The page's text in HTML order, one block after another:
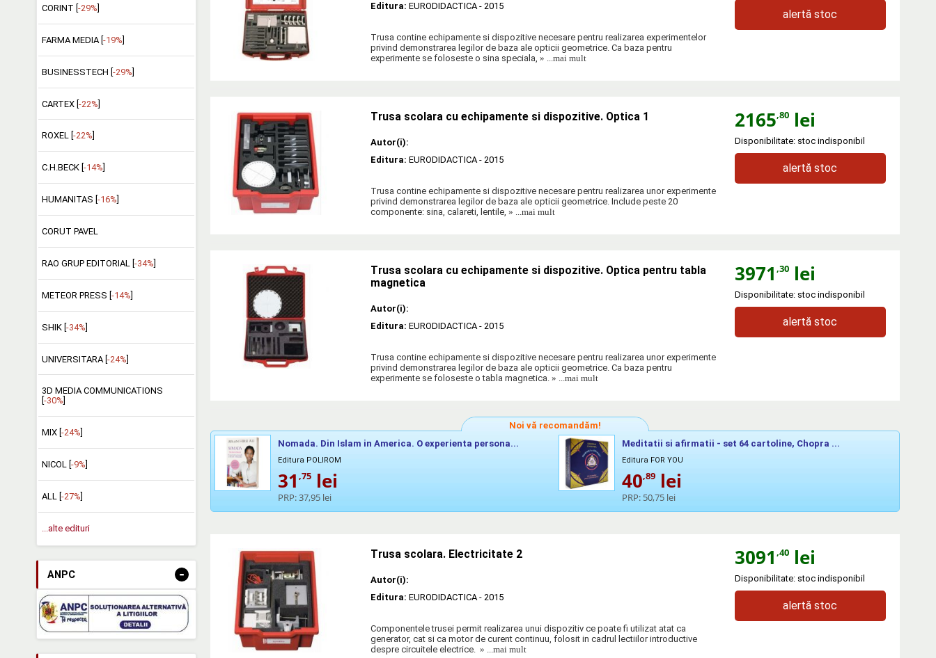
CORINT [ -29%
FARMA MEDIA [ -19%
BUSINESSTECH [-29%]
CARTEX [-22%]
ROXEL [ -22%
C.H.BECK [ -14%
HUMANITAS [ -16%
CORUT PAVEL
RAO GRUP EDITORIAL [ -34%
METEOR PRESS [ -14%
SHIK [-34%]
UNIVERSITARA [-24%]
3D MEDIA COMMUNICATIONS
-30%
MIX [ -24%
NICOL [ -9%
ALL [ -27%
...alte edituri
ANPC -
Editura: EURODIDACTICA- 2015
Trusa contine echipamente si dispozitive necesare pentru realizarea experimentelor
privind demonstrarea legilor de baza ale opticii geometrice. Ca baza pentru
experimente se foloseste o sina speciala, » ...mai mult
alertă stoc
Trusa scolara cu echipamente si dispozitive. Optica 1
Autor(i):
Editura: EURODIDACTICA- 2015
Trusa contine echipamente si dispozitive necesare pentru realizarea unor experimente
privind demonstrarea legilor de baza ale opticii geometrice. Include peste 20
componente: sina, calareti, lentile, » ...mai mult
2165,80lei
Disponibilitate: stoc indisponibil
alertă stoc
Trusa scolara cu echipamente si dispozitive. Optica pentru tabla
magnetica
Autor(i):
Editura: EURODIDACTICA- 2015
Trusa contine echipamente si dispozitive necesare pentru realizarea unor experimente
privind demonstrarea legilor de baza ale opticii geometrice. Ca baza pentru
experimente se foloseste o tabla magnetica. » ...mai mult
3971 ,30lei
Disponibilitate: stoc indisponibil
alertă stoc
Noi vă recomandăm!
Nomada. Din Islam in America. O experienta persona...
Editura POLIROM
31 ,75 lei
PRP:37,95 lei
Meditatii si afirmatii - set 64 cartoline, Chopra ...
Editura FOR YOU
40,89 lei
PRP: 50,75 lei
Trusa scolara. Electricitate 2
Autor(i):
Editura: EURODIDACTICA- 2015
Componentele trusei permit realizarea unui dispozitiv ce poate fi utilizat atat ca
generator, cat si ca motor de curent continuu, folosit in cadrul lectiilor introductive
despre circuitele electrice. » ...mai mult
3091 ,40lei
Disponibilitate: stoc indisponibil
alertă stoc